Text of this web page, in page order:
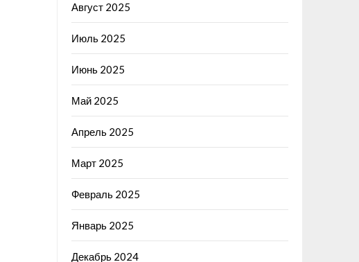
Август 2025
Июль 2025
Июнь 2025
Май 2025
Апрель 2025
Март 2025
Февраль 2025
Январь 2025
Декабрь 2024